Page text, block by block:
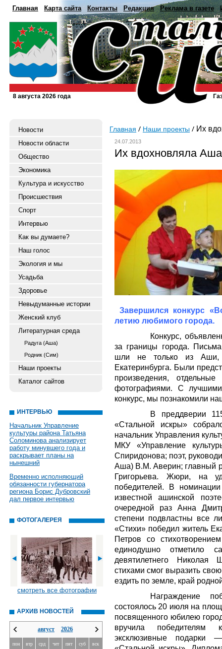
Главная Карта сайта Контакты Редакция Реклама в газете
8 августа 2026 года
Новости
Новости области
Общество
Экономика
Культура и искусство
Происшествия
Спорт
Интервью
Как вы думаете?
Наш голос
Экология и мы
Усадьба
Здоровье
Невыдуманные истории
Женский клуб
Литературная среда
Радуга (Аша)
Родник (Сим)
Наши проекты
Каталог сайтов
ИНТЕРВЬЮ
Начальник Управление
культуры района Татьяна
Соломинова анализирует
работу минувшего года и
раскрывает планы на
нынешний
Временно исполняющий
обязанности губернатора
региона Борис Дубровский
дал первое интервью
ФОТОГАЛЕРЕЯ
смотреть все фотографии
АРХИВ НОВОСТЕЙ
август 2026
пон втр срд чет пят суб вск
Главная Наши проекты Их
24.07.2013
Их вдохновляла Аша
Завершился конкурс
летию любимого города.
Конкурс,
за границы города.
шли не только из
Екатеринбурга. Были
произведения,
фотографиями. С
конкурс, мы познакомили
В преддверии
«Стальной искры»
начальник Управления
МКУ «Управление
Спиридонова; поэт,
Аша) В.М. Аверин; главный
Григорьева. Жюри, на
победителей. В
известной ашинской
очередной раз Анна
степени подвластны все
«Стихи» победил житель
Петров со
единодушно отметило
девятилетнего Николая
стихами смог выразить
ездить по земле, край
Награждение
состоялось 20 июля на
посвященного юбилею
вручила победителям
эксклюзивные подарки